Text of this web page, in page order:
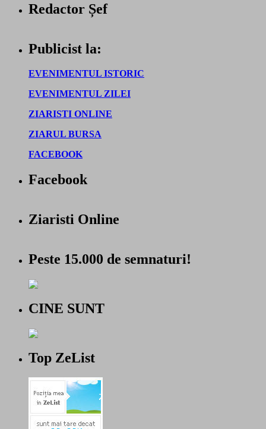
Redactor Șef
Publicist la:
EVENIMENTUL ISTORIC
EVENIMENTUL ZILEI
ZIARISTI ONLINE
ZIARUL BURSA
FACEBOOK
Facebook
Ziaristi Online
Peste 15.000 de semnaturi!
CINE SUNT
Top ZeList